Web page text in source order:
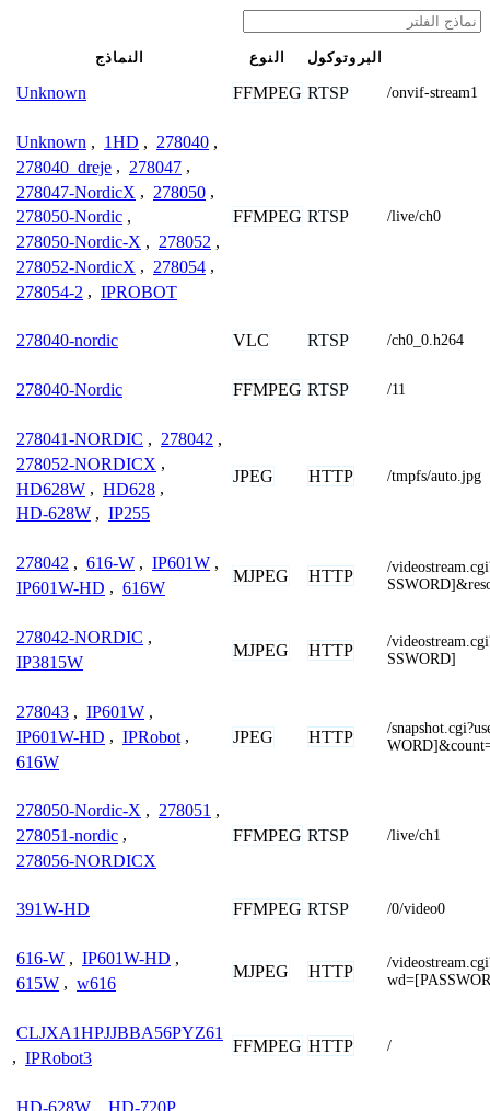
النماذج النوع البروتوكول
Unknown FFMPEG RTSP /onvif-stream1
Unknown , 1HD , 278040 ,
278040_dreje , 278047 ,
278047-NordicX , 278050 ,
278050-Nordic ,
278050-Nordic-X , 278052 ,
278052-NordicX , 278054 ,
278054-2 , IPROBOT
FFMPEG RTSP /live/ch0
278040-nordic VLC RTSP /ch0_0.h264
278040-Nordic FFMPEG RTSP /11
278041-NORDIC , 278042 ,
278052-NORDICX ,
HD628W , HD628 ,
HD-628W , IP255
JPEG HTTP /tmpfs/auto.jpg
278042 , 616-W , IP601W ,
IP601W-HD , 616W
MJPEG HTTP
/
278042-NORDIC ,
IP3815W
MJPEG HTTP
/
SSWORD]
278043 , IP601W ,
IP601W-HD , IPRobot ,
616W
JPEG HTTP
/
278050-Nordic-X , 278051 ,
278051-nordic ,
278056-NORDICX
FFMPEG RTSP /live/ch1
391W-HD FFMPEG RTSP /0/video0
616-W , IP601W-HD ,
615W , w616
MJPEG HTTP
/
CLJXA1HPJJBBA56PYZ61
, IPRobot3
FFMPEG HTTP /
HD-628W HD-720P